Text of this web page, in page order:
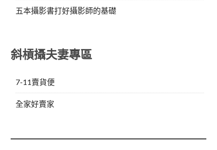
五本攝影書打好攝影師的基礎
斜槓攝夫妻專區
7-11賣貨便
全家好賣家